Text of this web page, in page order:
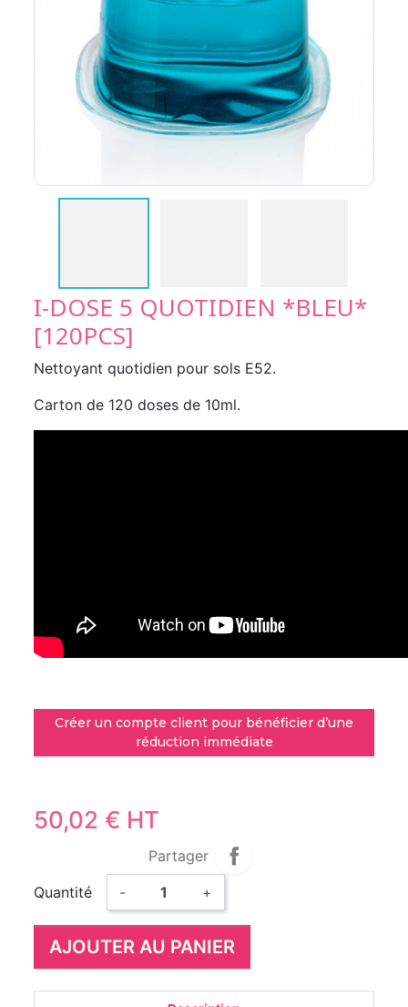
I-DOSE 5 QUOTIDIEN *BLEU*
[120PCS]
Nettoyant quotidien pour sols E52.
Carton de 120 doses de 10ml.
Créer un compte client pour bénéficier d’une
réduction immédiate
50,02 € HT
Partager
Quantité
- +
AJOUTER AU PANIER